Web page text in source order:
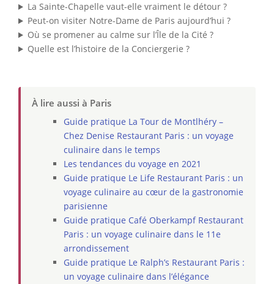
La Sainte-Chapelle vaut-elle vraiment le détour ?
Peut-on visiter Notre-Dame de Paris aujourd’hui ?
Où se promener au calme sur l’Île de la Cité ?
Quelle est l’histoire de la Conciergerie ?
À lire aussi à Paris
Guide pratique La Tour de Montlhéry –
Chez Denise Restaurant Paris : un voyage
culinaire dans le temps
Les tendances du voyage en 2021
Guide pratique Le Life Restaurant Paris : un
voyage culinaire au cœur de la gastronomie
parisienne
Guide pratique Café Oberkampf Restaurant
Paris : un voyage culinaire dans le 11e
arrondissement
Guide pratique Le Ralph’s Restaurant Paris :
un voyage culinaire dans l’élégance